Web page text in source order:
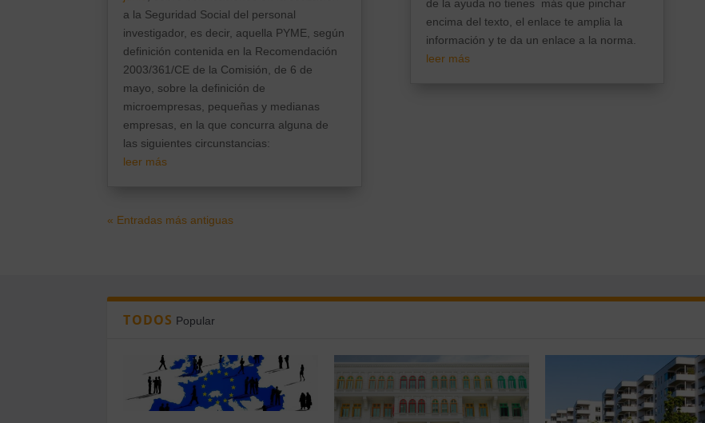
a la Seguridad Social del personal
investigador, es decir, aquella PYME, según
definición contenida en la Recomendación
2003/361/CE de la Comisión, de 6 de
mayo, sobre la definición de
microempresas, pequeñas y medianas
empresas, en la que concurra alguna de
las siguientes circunstancias:
leer más
de la ayuda no tienes más que pinchar
encima del texto, el enlace te amplia la
información y te da un enlace a la norma.
leer más
« Entradas más antiguas
TODOS Popular